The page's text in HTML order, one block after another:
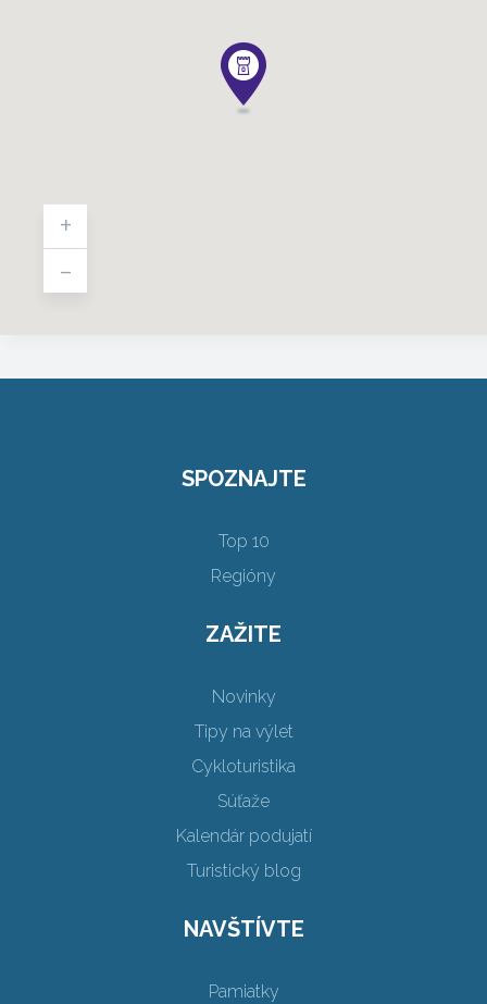
+
-
SPOZNAJTE
Top 10
Regióny
ZAŽITE
Novinky
Tipy na výlet
Cykloturistika
Súťaže
Kalendár podujatí
Turistický blog
NAVŠTÍVTE
Pamiatky